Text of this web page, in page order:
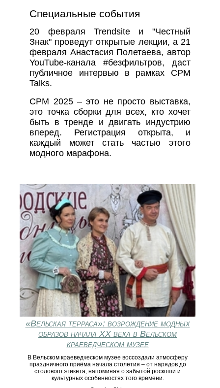
Специальные события
20 февраля Trendsite и "Честный
Знак" проведут открытые лекции, а 21
февраля Анастасия Полетаева, автор
YouTube-канала #безфильтров, даст
публичное интервью в рамках CPM
Talks.
CPM 2025 – это не просто выставка,
это точка сборки для всех, кто хочет
быть в тренде и двигать индустрию
вперед. Регистрация открыта, и
каждый может стать частью этого
модного марафона.
«Вельская терраса»: возрождение модных
образов начала XX века в Вельском
краеведческом музее
В Вельском краеведческом музее воссоздали атмосферу
праздничного приёма начала столетия – от нарядов до
столового этикета, напоминая о забытой роскоши и
культурных особенностях того времени.